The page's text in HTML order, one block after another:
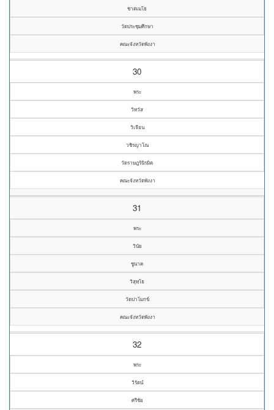
ชาตเมโธ
วัดประชุมศึกษา
คณะจังหวัดพังงา
30
พระ
วิทวัส
วิเจียน
วชิรญาโณ
วัดราษฎร์นิรมิต
คณะจังหวัดพังงา
31
พระ
วินัย
ชูนาค
วิสุทฺโธ
วัดปาโมกข์
คณะจังหวัดพังงา
32
พระ
วิรัตน์
ศรีชัย